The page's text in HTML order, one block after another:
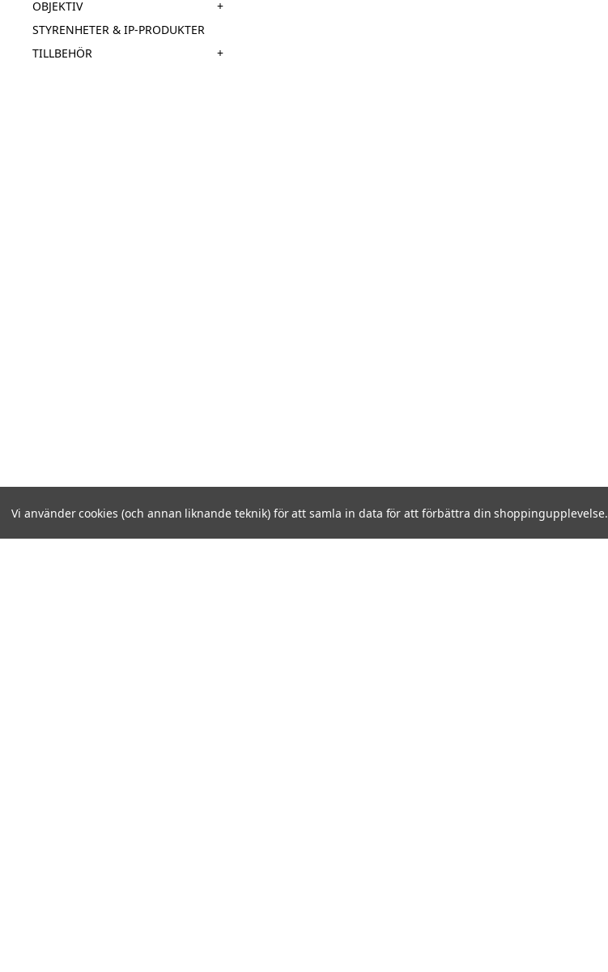
OBJEKTIV
+
STYRENHETER & IP-PRODUKTER
TILLBEHÖR
+
Vi använder cookies (och annan liknande teknik) för att samla in data för att förbättra din shoppingupplevelse.